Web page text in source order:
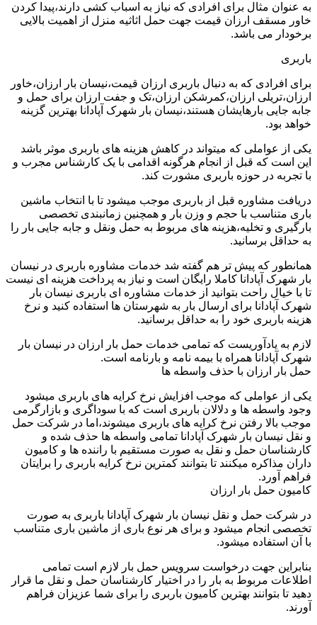
به عنوان مثال برای افرادی که نیاز به اسباب کشی دارند،پیدا کردن
خاور مسقف ارزان قیمت جهت حمل اثاثیه منزل از اهمیت بالایی
برخودار می باشد.
باربری
برای افرادی که به دنبال باربری ارزان قیمت،نیسان بار ارزان،خاور
ارزان،تریلی ارزان،کمرشکن ارزان،تک و جفت ارزان برای حمل و
جابه جایی بارهایشان هستند،نیسان بار شهرک آپادانا بهترین گزینه
خواهد بود.
یکی از عواملی که میتواند در کاهش هزینه های باربری موثر باشد
این است که قبل از انجام هرگونه اقدامی با یک کارشناس مجرب و
با تجربه در حوزه باربری مشورت کند.
دریافت مشاوره قبل از باربری موجب میشود تا با انتخاب ماشین
باری متناسب با حجم و وزن بار و همچنین زمانبندی تخصصی
بارگیری و تخلیه،هزینه های مربوط به حمل ونقل و جابه جایی بار را
به حداقل برسانید.
همانطور که پیش تر هم گفته شد خدمات مشاوره باربری در نیسان
بار شهرک آپادانا کاملا رایگان است و نیاز به پرداخت هزینه ای نیست
تا با خیال راحت بتوانید از خدمات مشاوره ای باربری نیسان بار
شهرک آپادانا برای ارسال بار به شهرستان ها استفاده کنید و نرخ
هزینه باربری خود را به حداقل برسانید.
لازم به یادآوریست که تمامی خدمات حمل بار ارزان در نیسان بار
شهرک آپادانا همراه با بیمه نامه و بارنامه است.
حمل بار ارزان با حذف واسطه ها
یکی از عواملی که موجب افزایش نرخ کرایه های باربری میشود
وجود واسطه ها و دلالان باربری است که با سوداگری و بازارگرمی
موجب بالا رفتن نرخ کرایه های باربری میشوند،اما در شرکت حمل
و نقل نیسان بار شهرک آپادانا تمامی واسطه ها حذف شده و
کارشناسان حمل و نقل به صورت مستقیم با راننده ها و کامیون
داران مذاکره میکنند تا بتوانند کمترین نرخ کرایه باربری را برایتان
فراهم آورد.
کامیون حمل بار ارزان
در شرکت حمل و نقل نیسان بار شهرک آپادانا باربری به صورت
تخصصی انجام میشود و برای هر نوع باری از ماشین باری متناسب
با آن استفاده میشود.
بنابراین جهت درخواست سرویس حمل بار لازم است تمامی
اطلاعات مربوط به بار را در اختیار کارشناسان حمل و نقل ما قرار
دهید تا بتوانند بهترین کامیون باربری را برای شما عزیزان فراهم
آورند.